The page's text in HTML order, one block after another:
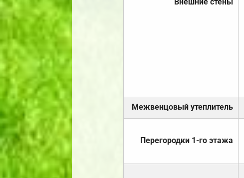
Межвенцовый утеплитель
Перегородки 1-го этажа